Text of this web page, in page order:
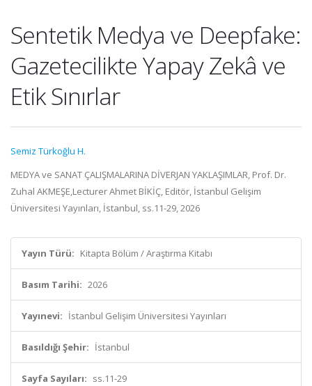
Sentetik Medya ve Deepfake:
Gazetecilikte Yapay Zekâ ve
Etik Sınırlar
Semiz Türkoğlu H.
MEDYA ve SANAT ÇALIŞMALARINA DİVERJAN YAKLAŞIMLAR, Prof. Dr.
Zuhal AKMEŞE,Lecturer Ahmet BİKİÇ, Editör, İstanbul Gelişim
Üniversitesi Yayınları, İstanbul, ss.11-29, 2026
Yayın Türü: Kitapta Bölüm / Araştırma Kitabı
Basım Tarihi: 2026
Yayınevi: İstanbul Gelişim Üniversitesi Yayınları
Basıldığı Şehir: İstanbul
Sayfa Sayıları: ss.11-29